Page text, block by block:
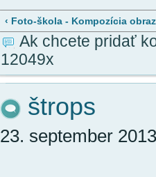
‹ Foto-škola - Kompozícia
Ak chcete pridať
12049x
štrops
23. september